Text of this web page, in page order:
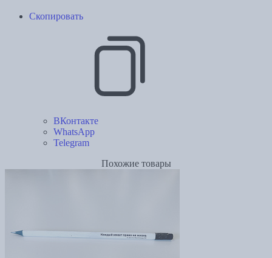
Скопировать
ВКонтакте
WhatsApp
Telegram
Похожие товары